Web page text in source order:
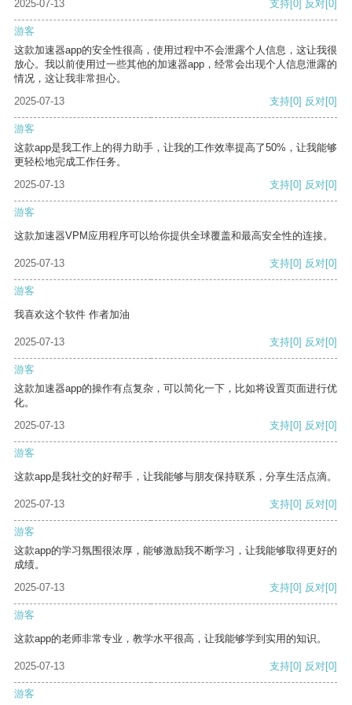
2025-07-13 支持 [0] 反对 [0]
游客
这款加速器app的安全性很高，使用过程中不会泄露个人信息，这让我很
放心。我以前使用过一些其他的加速器app，经常会出现个人信息泄露的
情况，这让我非常担心。
2025-07-13
支持[0] 反对[0]
游客
这款app是我工作上的得力助手，让我的工作效率提高了50%，让我能够
更轻松地完成工作任务。
2025-07-13
支持[0] 反对[0]
游客
这款加速器VPM应用程序可以给你提供全球覆盖和最高安全性的连接。
2025-07-13 支持[0] 反对[0]
游客
我喜欢这个软件 作者加油
2025-07-13 支持[0] 反对[0]
游客
这款加速器app的操作有点复杂，可以简化一下，比如将设置页面进行优
化。
2025-07-13
支持[0] 反对[0]
游客
这款app是我社交的好帮手，让我能够与朋友保持联系，分享生活点滴。
2025-07-13 支持[0] 反对[0]
游客
这款app的学习氛围很浓厚，能够激励我不断学习，让我能够取得更好的
成绩。
2025-07-13
支持[0] 反对[0]
游客
这款app的老师非常专业，教学水平很高，让我能够学到实用的知识。
2025-07-13 支持[0] 反对[0]
游客